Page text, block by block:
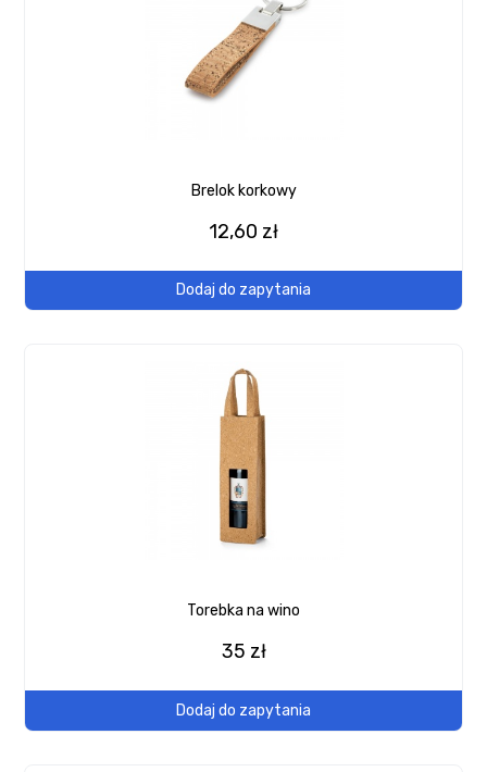
Brelok korkowy
12,60 zł
Dodaj do zapytania
Torebka na wino
35 zł
Dodaj do zapytania